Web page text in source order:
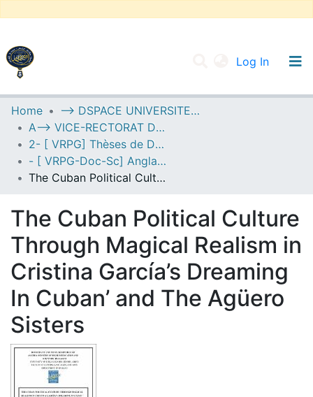
Log In
UNIVERSITY OF D.L SIDI BEL ABBES
Communities & Collections
All of DSpace
Statistics
Home
--> DSPACE UNIVERSITE DJILALLI LIABES DE SIDI BEL ABBES
A--> VICE-RECTORAT DE LA POST-GRADUATION
2- [ VRPG] Thèses de Doctorat en Sciences
- [ VRPG-Doc-Sc] Anglais --- إنجليزية
The Cuban Political Culture Through Magical Realism in Cristina García’s Dreaming In Cuban’ and The Agüero Sisters
The Cuban Political Culture
Through Magical Realism in
Cristina García’s Dreaming
In Cuban’ and The Agüero
Sisters